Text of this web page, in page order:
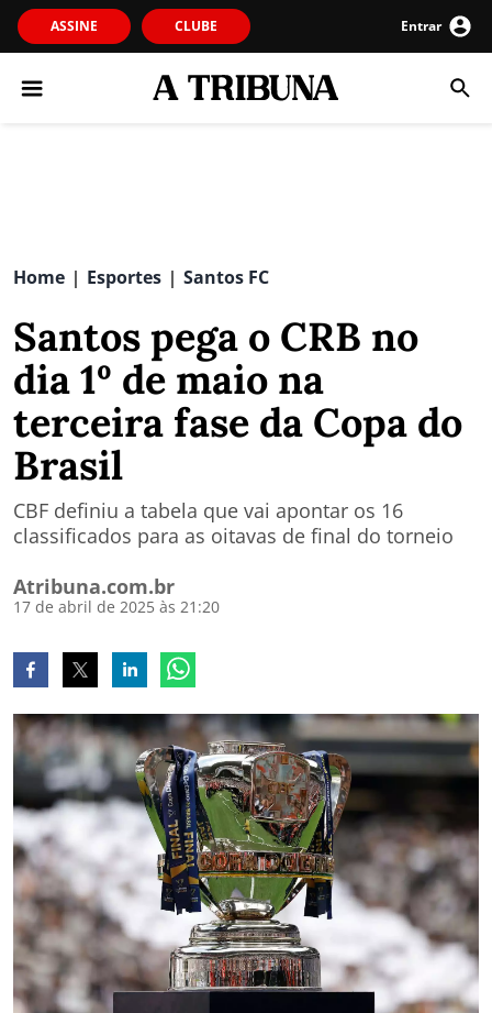
ASSINE CLUBE Entrar
Home | Esportes | Santos FC
Santos pega o CRB no
dia 1º de maio na
terceira fase da Copa do
Brasil
CBF definiu a tabela que vai apontar os 16
classificados para as oitavas de final do torneio
Atribuna.com.br
17 de abril de 2025 às 21:20